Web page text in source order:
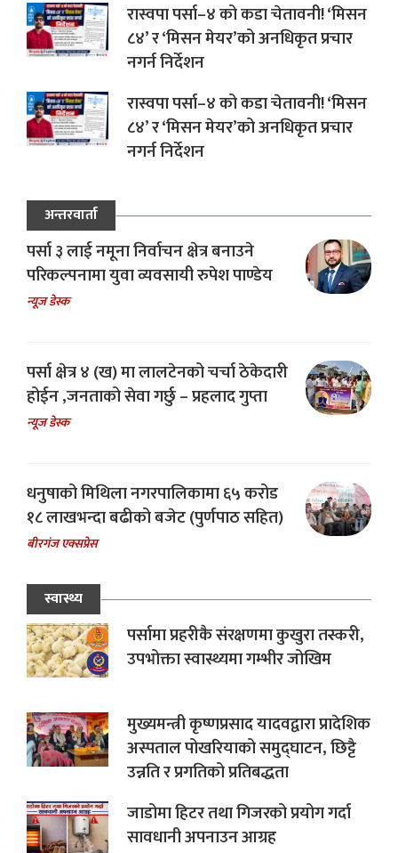
रास्वपा पर्सा–४ को कडा चेतावनी! ‘मिसन
८४’ र ‘मिसन मेयर’को अनधिकृत प्रचार
नगर्न निर्देशन
रास्वपा पर्सा–४ को कडा चेतावनी! ‘मिसन
८४’ र ‘मिसन मेयर’को अनधिकृत प्रचार
नगर्न निर्देशन
अन्तरवार्ता
पर्सा ३ लाई नमूना निर्वाचन क्षेत्र बनाउने
परिकल्पनामा युवा व्यवसायी रुपेश पाण्डेय
न्यूज डेस्क
पर्सा क्षेत्र ४ (ख) मा लालटेनको चर्चा ठेकेदारी
होईन ,जनताको सेवा गर्छु – प्रहलाद गुप्ता
न्यूज डेस्क
धनुषाको मिथिला नगरपालिकामा ६५ करोड
१८ लाखभन्दा बढीको बजेट (पुर्णपाठ सहित)
बीरगंज एक्सप्रेस
स्वास्थ्य
पर्सामा प्रहरीकै संरक्षणमा कुखुरा तस्करी,
उपभोक्ता स्वास्थ्यमा गम्भीर जोखिम
मुख्यमन्त्री कृष्णप्रसाद यादवद्वारा प्रादेशिक
अस्पताल पोखरियाको समुद्घाटन, छिट्टै
उन्नति र प्रगतिको प्रतिबद्धता
जाडोमा हिटर तथा गिजरको प्रयोग गर्दा
सावधानी अपनाउन आग्रह